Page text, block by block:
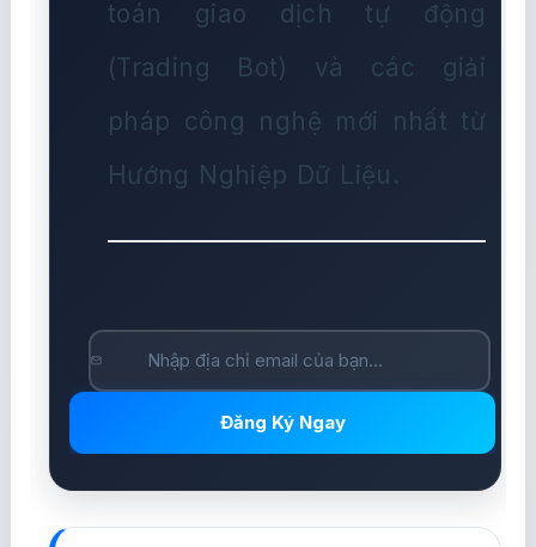
toán giao dịch tự động
(Trading Bot) và các giải
pháp công nghệ mới nhất từ
Hướng Nghiệp Dữ Liệu.
Đăng Ký Ngay